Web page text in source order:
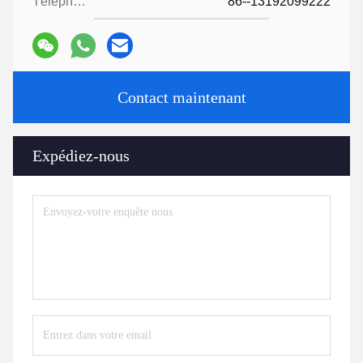
Contact maintenant
Expédiez-nous